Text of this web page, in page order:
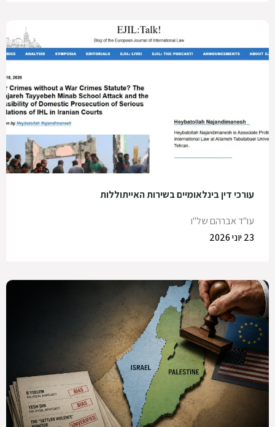
עורכי דין בינלאומיים בשירות האייתוללות
עו"ד אברהם של"ו
23 יוני 2026